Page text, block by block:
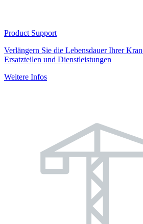
Product Support
Verlängern Sie die Lebensdauer Ihrer
Ersatzteilen und Dienstleistungen
Weitere Infos